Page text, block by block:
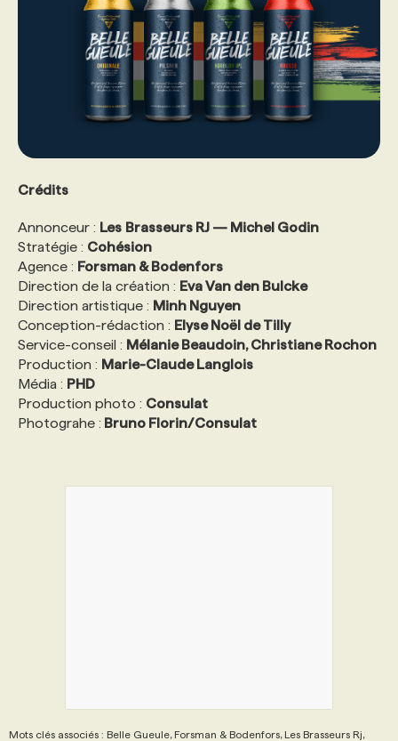
Crédits
Annonceur : Les Brasseurs RJ — Michel Godin
Stratégie : Cohésion
Agence : Forsman & Bodenfors
Direction de la création : Eva Van den Bulcke
Direction artistique : Minh Nguyen
Conception-rédaction : Elyse Noël de Tilly
Service-conseil : Mélanie Beaudoin, Christiane Rochon
Production : Marie-Claude Langlois
Média : PHD
Production photo : Consulat
Photograhe : Bruno Florin/Consulat
Mots clés associés : Belle Gueule, Forsman & Bodenfors, Les Brasseurs Rj,